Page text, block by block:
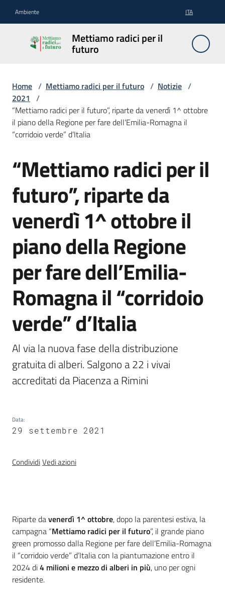
Ambiente ITA
Mettiamo radici per il
futuro
Mettiamo
radici per
il futuro
Il
progetto
Come
Come
curare
gli
alberi
Comunicazione
Abaco
degli
alberi
Leggi Atti Bandi
Piani Programmi
Progetti
Home / Mettiamo radici per il futuro / Notizie /
2021 /
“Mettiamo radici per il futuro”, riparte da venerdì 1^ ottobre
il piano della Regione per fare dell’Emilia-Romagna il
“corridoio verde” d’Italia
Salta al contenuto
“Mettiamo radici per il
futuro”, riparte da
venerdì 1^ ottobre il
piano della Regione
per fare dell’Emilia-
Romagna il “corridoio
verde” d’Italia
Al via la nuova fase della distribuzione
gratuita di alberi. Salgono a 22 i vivai
accreditati da Piacenza a Rimini
Data:
29 settembre 2021
CondividiVedi azioni
Introduzione
Riparte davenerdì 1^ ottobre, dopo la parentesi estiva, la
campagna “Mettiamo radici per il futuro”, il grande piano
green promosso dalla Regione per fare dell’Emilia-Romagna
il “corridoio verde” d’Italia con la piantumazione entro il
2024 di4 milioni e mezzo di alberi in più, uno per ogni
residente.